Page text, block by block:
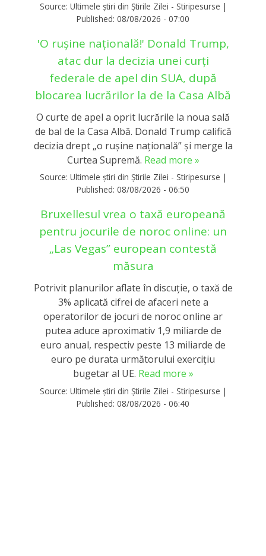
Source: Ultimele știri din Știrile Zilei - Stiripesurse |
Published: 08/08/2026 - 07:00
'O rușine națională!' Donald Trump,
atac dur la decizia unei curți
federale de apel din SUA, după
blocarea lucrărilor la de la Casa Albă
O curte de apel a oprit lucrările la noua sală
de bal de la Casa Albă. Donald Trump califică
decizia drept „o rușine națională” și merge la
Curtea Supremă. Read more »
Source: Ultimele știri din Știrile Zilei - Stiripesurse |
Published: 08/08/2026 - 06:50
Bruxellesul vrea o taxă europeană
pentru jocurile de noroc online: un
„Las Vegas” european contestă
măsura
Potrivit planurilor aflate în discuție, o taxă de
3% aplicată cifrei de afaceri nete a
operatorilor de jocuri de noroc online ar
putea aduce aproximativ 1,9 miliarde de
euro anual, respectiv peste 13 miliarde de
euro pe durata următorului exercițiu
bugetar al UE. Read more »
Source: Ultimele știri din Știrile Zilei - Stiripesurse |
Published: 08/08/2026 - 06:40